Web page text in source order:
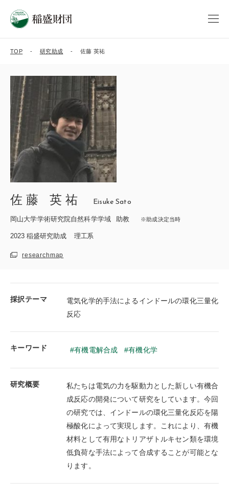
TOP 研究助成 佐藤 英祐
佐藤 英祐 Eisuke Sato
岡山大学学術研究院自然科学学域 助教 ※助成決定当時
2023 稲盛研究助成 理工系
researchmap
採択テーマ
電気化学的手法によるインドールの環化三量化
反応
キーワード 有機電解合成 有機化学
研究概要
私たちは電気の力を駆動力とした新しい有機合
成反応の開発について研究をしています。今回
の研究では、インドールの環化三量化反応を陽
極酸化によって実現します。これにより、有機
材料として有用なトリアザトルキセン類を環境
低負荷な手法によって合成することが可能とな
ります。